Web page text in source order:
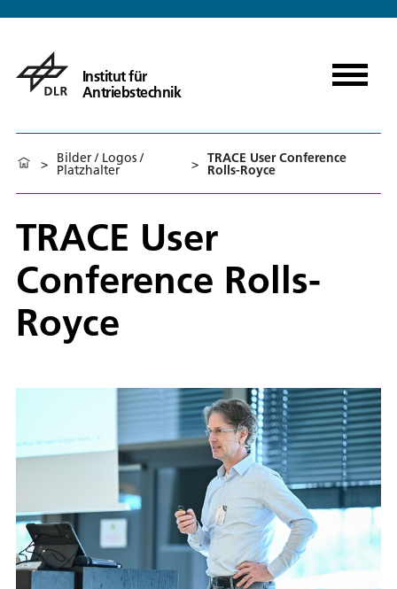
Institut für
Antriebstechnik
> Bilder / Logos /
Platzhalter > TRACE User Conference
Rolls-Royce
TRACE User
Conference Rolls-
Royce